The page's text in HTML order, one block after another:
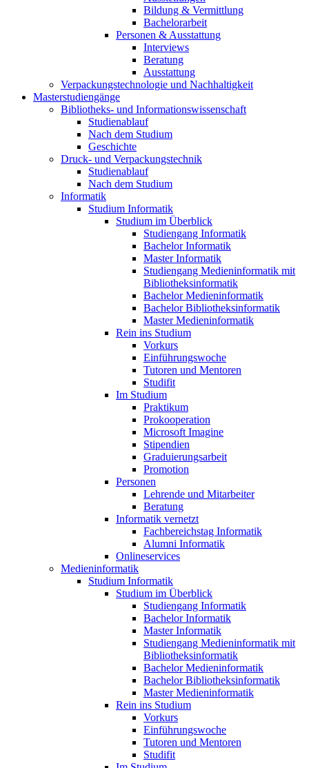
Bildung & Vermittlung
Bachelorarbeit
Personen & Ausstattung
Interviews
Beratung
Ausstattung
Verpackungstechnologie und Nachhaltigkeit
Masterstudiengänge
Bibliotheks- und Informationswissenschaft
Studienablauf
Nach dem Studium
Geschichte
Druck- und Verpackungstechnik
Studienablauf
Nach dem Studium
Informatik
Studium Informatik
Studium im Überblick
Studiengang Informatik
Bachelor Informatik
Master Informatik
Studiengang Medieninformatik mit
Bibliotheksinformatik
Bachelor Medieninformatik
Bachelor Bibliotheksinformatik
Master Medieninformatik
Rein ins Studium
Vorkurs
Einführungswoche
Tutoren und Mentoren
Studifit
Im Studium
Praktikum
Prokooperation
Microsoft Imagine
Stipendien
Graduierungsarbeit
Promotion
Personen
Lehrende und Mitarbeiter
Beratung
Informatik vernetzt
Fachbereichstag Informatik
Alumni Informatik
Onlineservices
Medieninformatik
Studium Informatik
Studium im Überblick
Studiengang Informatik
Bachelor Informatik
Master Informatik
Studiengang Medieninformatik mit
Bibliotheksinformatik
Bachelor Medieninformatik
Bachelor Bibliotheksinformatik
Master Medieninformatik
Rein ins Studium
Vorkurs
Einführungswoche
Tutoren und Mentoren
Studifit